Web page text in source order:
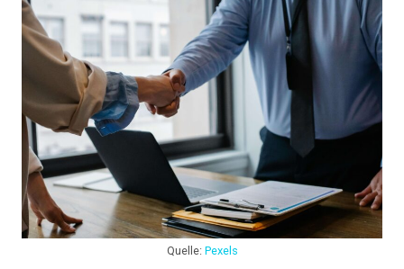
Quelle: Pexels